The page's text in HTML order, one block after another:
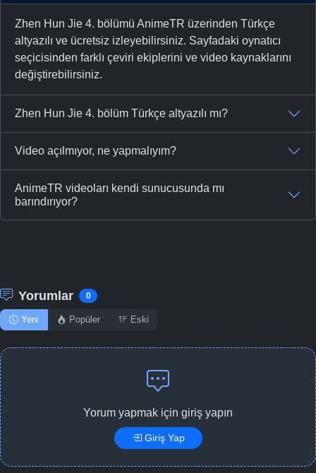
Zhen Hun Jie 4. bölümü AnimeTR üzerinden Türkçe
altyazılı ve ücretsiz izleyebilirsiniz. Sayfadaki oynatıcı
seçicisinden farklı çeviri ekiplerini ve video kaynaklarını
değiştirebilirsiniz.
Zhen Hun Jie 4. bölüm Türkçe altyazılı mı?
Video açılmıyor, ne yapmalıyım?
AnimeTR videoları kendi sunucusunda mı
barındırıyor?
Yorumlar 0
Yeni Popüler Eski
Yorum yapmak için giriş yapın
Giriş Yap